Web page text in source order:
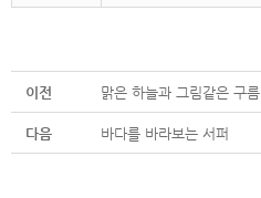
이전 맑은 하늘과 그림같은 구름
다음 바다를 바라보는 서퍼